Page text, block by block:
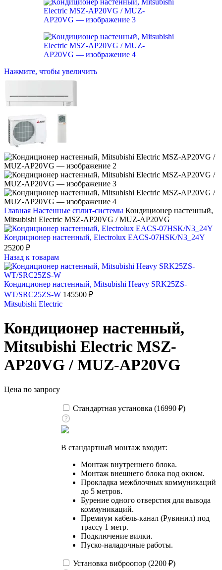
Нажмите, чтобы увеличить
Главная Настенные сплит-системы Кондиционер настенный,
Mitsubishi Electric MSZ-AP20VG / MUZ-AP20VG
Кондиционер настенный, Electrolux EACS-07HSK/N3_24Y
25200 ₽
Назад к товарам
Кондиционер настенный, Mitsubishi Heavy SRK25ZS-
WT/SRC25ZS-W 145500 ₽
Mitsubishi Electric
Кондиционер настенный,
Mitsubishi Electric MSZ-
AP20VG / MUZ-AP20VG
Цена по запросу
Стандартная установка (16990 ₽)
В стандартный монтаж входит:
Монтаж внутреннего блока.
Монтаж внешнего блока под окном.
Прокладка межблочных коммуникаций
до 5 метров.
Бурение одного отверстия для вывода
коммуникаций.
Премиум кабель-канал (Рувинил) под
трассу 1 метр.
Подключение вилки.
Пуско-наладочные работы.
Установка виброопор (2200 ₽)